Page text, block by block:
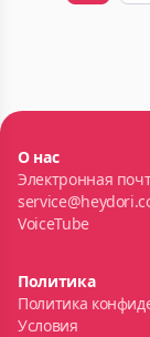
О нас
Электронная
VoiceTube
Политика
Политика
Условия